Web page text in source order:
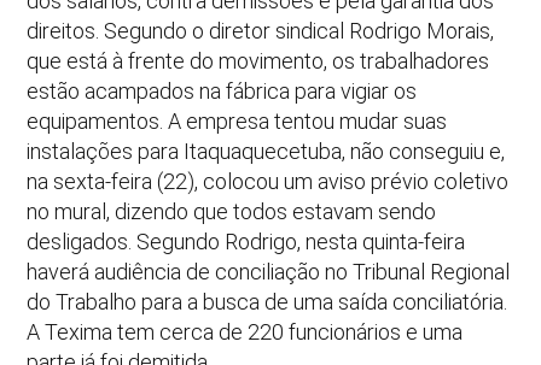
direitos. Segundo o diretor sindical Rodrigo Morais,
que está à frente do movimento, os trabalhadores
estão acampados na fábrica para vigiar os
equipamentos. A empresa tentou mudar suas
instalações para Itaquaquecetuba, não conseguiu e,
na sexta-feira (22), colocou um aviso prévio coletivo
no mural, dizendo que todos estavam sendo
desligados. Segundo Rodrigo, nesta quinta-feira
haverá audiência de conciliação no Tribunal Regional
do Trabalho para a busca de uma saída conciliatória.
A Texima tem cerca de 220 funcionários e uma